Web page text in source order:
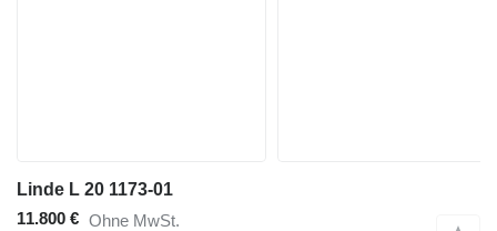
Linde L 20 1173-01
11.800 € Ohne MwSt.